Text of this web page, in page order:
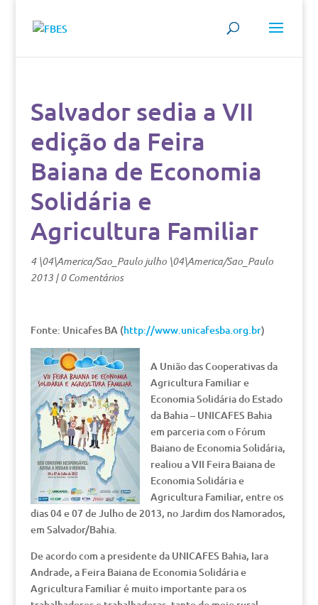
Salvador sedia a VII
edição da Feira
Baiana de Economia
Solidária e
Agricultura Familiar
4 \04\America/Sao_Paulo julho \04\America/Sao_Paulo
2013|0 Comentários
Fonte: Unicafes BA (http://www.unicafesba.org.br)
A União das Cooperativas da
Agricultura Familiar e
Economia Solidária do Estado
da Bahia – UNICAFES Bahia
em parceria com o Fórum
Baiano de Economia Solidária,
realiou a VII Feira Baiana de
Economia Solidária e
Agricultura Familiar, entre os
dias 04 e 07 de Julho de 2013, no Jardim dos Namorados,
em Salvador/Bahia.
De acordo com a presidente da UNICAFES Bahia, Iara
Andrade, a Feira Baiana de Economia Solidária e
Agricultura Familiar é muito importante para os